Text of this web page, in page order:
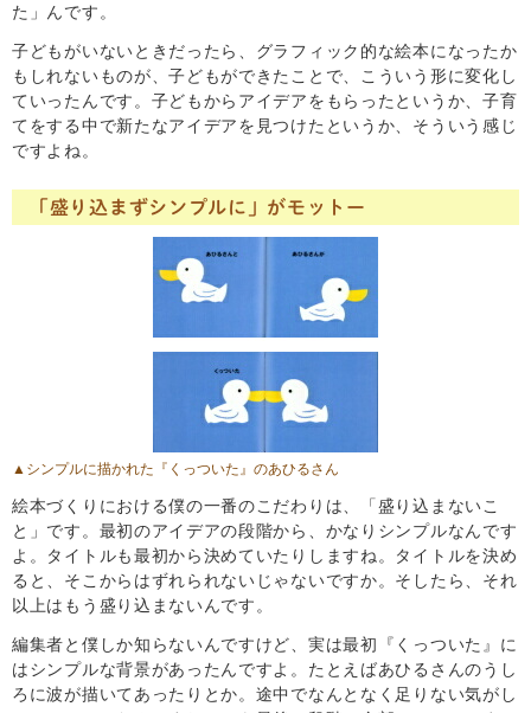
た」んです。
子どもがいないときだったら、グラフィック的な絵本になったか
もしれないものが、子どもができたことで、こういう形に変化し
ていったんです。子どもからアイデアをもらったというか、子育
てをする中で新たなアイデアを見つけたというか、そういう感じ
ですよね。
「盛り込まずシンプルに」がモットー
▲シンプルに描かれた 『くっついた』 のあひるさん
絵本づくりにおける僕の一番のこだわりは、「盛り込まないこ
と」です。最初のアイデアの段階から、かなりシンプルなんです
よ。タイトルも最初から決めていたりしますね。タイトルを決め
ると、そこからはずれられないじゃないですか。そしたら、それ
以上はもう盛り込まないんです。
編集者と僕しか知らないんですけど、実は最初『くっついた』に
はシンプルな背景があったんですよ。たとえばあひるさんのうし
ろに波が描いてあったりとか。途中でなんとなく足りない気がし